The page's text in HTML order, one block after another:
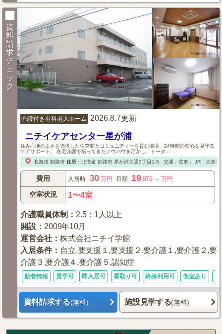
資
料
請
求
チ
ェ
ッ
ク
介護付き有料老人ホーム 2026.8.7更新
ニチイケアセンター星が浦
住み心地のよさを追求した住空間とコミュニティーを育む環境、24時間の安心を見守る
ケアサポート。 在宅介護で培ってきたノウハウを活かし、トータ...
北海道 釧路市 住所： 北海道 釧路市星が浦大通3丁目1-5 交通：電車： JR「大楽毛
費用 入居時 30 万円 月額 19.075 ～万円
空室状況 1〜4室
介護職員体制 ： 2.5：1人以上
開設 ： 2009年10月
運営会社 ：株式会社ニチイ学館
入居条件： 自立,要支援１,要支援２,要介護１,要介護２,要
介護３,要介護４,要介護５,認知症
新着情報 見学可 即入居可 看取り可 終身利用可 個室あり 体
資料請求する(無料) 施設見学する(無料)